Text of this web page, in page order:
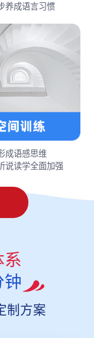
养成语言习惯
成语感思维
说读学全面加强
系
钟
制方案